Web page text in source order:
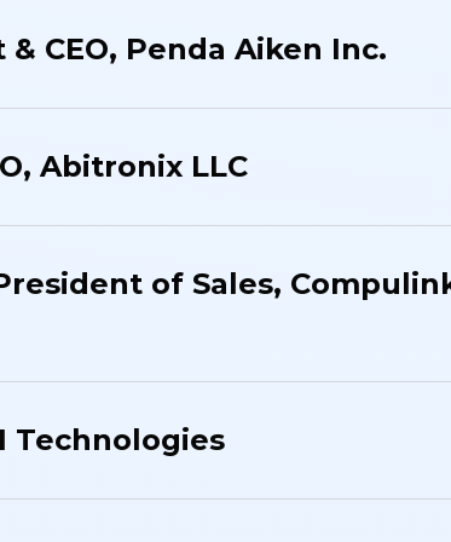
CEO, Penda Aiken Inc.
Abitronix LLC
of Sales,
Technologies